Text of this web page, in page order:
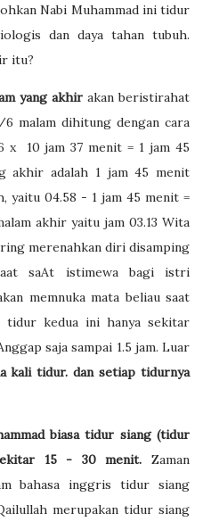
Nabi Muhammad ini tidur
dan daya tahan tubuh.
itu?
yang akhir akan beristirahat
malam dihitung dengan cara
x 10 jam 37 menit = 1 jam 45
akhir adalah 1 jam 45 menit
yaitu 04.58 - 1 jam 45 menit =
akhir yaitu jam 03.13 Wita
merenahkan diri disamping
saAt istimewa bagi istri
memnuka mata beliau saat
tidur kedua ini hanya sekitar
saja sampai 1.5 jam. Luar
kali tidur. dan setiap tidurnya
biasa tidur siang (tidur
15 - 30 menit. Zaman
bahasa inggris tidur siang
merupakan tidur siang